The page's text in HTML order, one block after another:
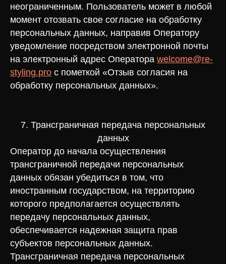
неограниченным. Пользователь может в любой
момент отозвать свое согласие на обработку
персональных данных, направив Оператору
уведомление посредством электронной почты
на электронный адрес Оператора welcome@re-
styling.pro с пометкой «Отзыв согласия на
обработку персональных данных».
7. Трансграничная передача персональных
данных
Оператор до начала осуществления
трансграничной передачи персональных
данных обязан убедиться в том, что
иностранным государством, на территорию
которого предполагается осуществлять
передачу персональных данных,
обеспечивается надежная защита прав
субъектов персональных данных.
Трансграничная передача персональных